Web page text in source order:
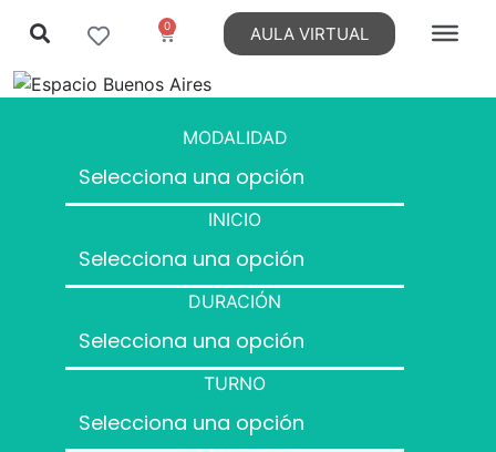
0 AULA VIRTUAL
MODALIDAD
INICIO
DURACIÓN
TURNO